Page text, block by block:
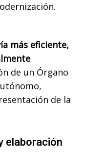
más eficiente,
de un Órgano
de la
elaboración